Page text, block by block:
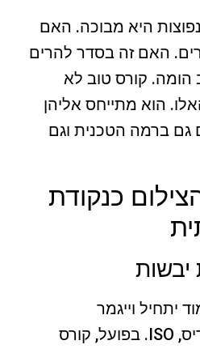
היא מבוכה. האם
האם זה בסדר להרים
קורס טוב לא
הוא מתייחס אליהן
גם ברמה הטכנית וגם
כנקודת
יתחיל וייגמר
במספרים. צמצם, תריס, ISO. בפועל, קורס